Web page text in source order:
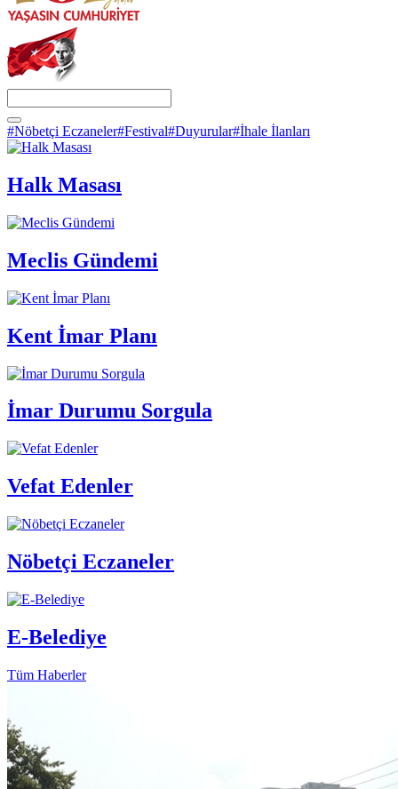
#Nöbetçi Eczaneler#Festival#Duyurular#İhale İlanları
Halk Masası
Meclis Gündemi
Kent İmar Planı
İmar Durumu Sorgula
Vefat Edenler
Nöbetçi Eczaneler
E-Belediye
Tüm Haberler